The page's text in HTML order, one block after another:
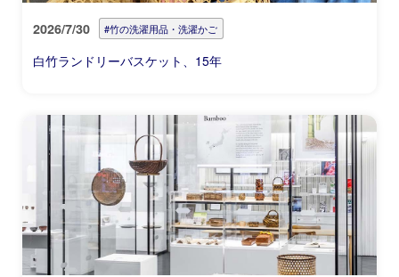
2026/7/30 #竹の洗濯用品・洗濯かご
白竹ランドリーバスケット、15年